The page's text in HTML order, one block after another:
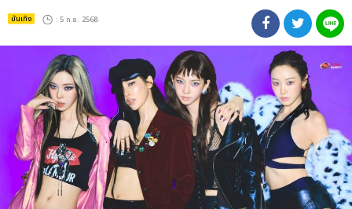
บันเทิง : 5 ก.ย. 2568